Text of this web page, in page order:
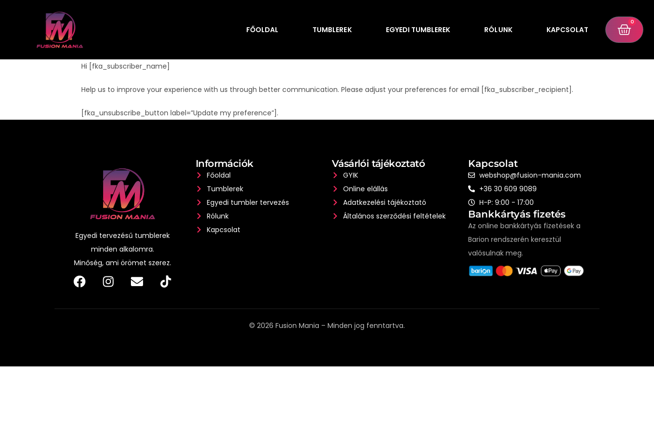
FŐOLDAL TUMBLEREK EGYEDI TUMBLEREK RÓLUNK KAPCSOLAT
0
Hi [fka_subscriber_name]
Help us to improve your experience with us through better communication. Please adjust your preferences for email [fka_subscriber_recipient].
[fka_unsubscribe_button label=”Update my preference”].
Egyedi tervezésű tumblerek
minden alkalomra.
Minőség, ami örömet szerez.
Információk
Főoldal
Tumblerek
Egyedi tumbler tervezés
Rólunk
Kapcsolat
Vásárlói tájékoztató
GYIK
Online elállás
Adatkezelési tájékoztató
Általános szerződési feltételek
Kapcsolat
webshop@fusion-mania.com
+36 30 609 9089
H-P: 9:00 - 17:00
Bankkártyás fizetés
Az online bankkártyás fizetések a
Barion rendszerén keresztül
valósulnak meg.
© 2026 Fusion Mania – Minden jog fenntartva.